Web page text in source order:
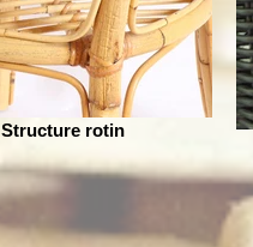
Structure rotin